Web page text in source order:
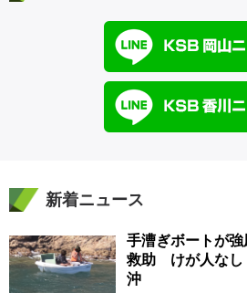
新着ニュース
手漕ぎボートが
救助 けが人なし
沖